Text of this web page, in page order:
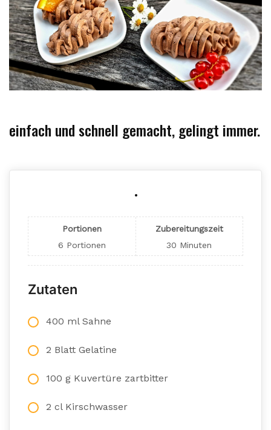
einfach und schnell gemacht, gelingt immer.
.
Portionen
6 Portionen
Zubereitungszeit
30 Minuten
Zutaten
400 ml Sahne
2 Blatt Gelatine
100 g Kuvertüre zartbitter
2 cl Kirschwasser